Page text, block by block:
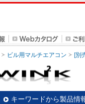
ビル用マルチエアコン [別
キーワードから製品情